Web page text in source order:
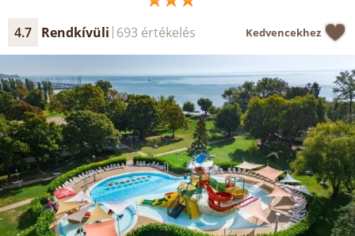
4.7 Rendkívüli 693 értékelés Kedvencekhez